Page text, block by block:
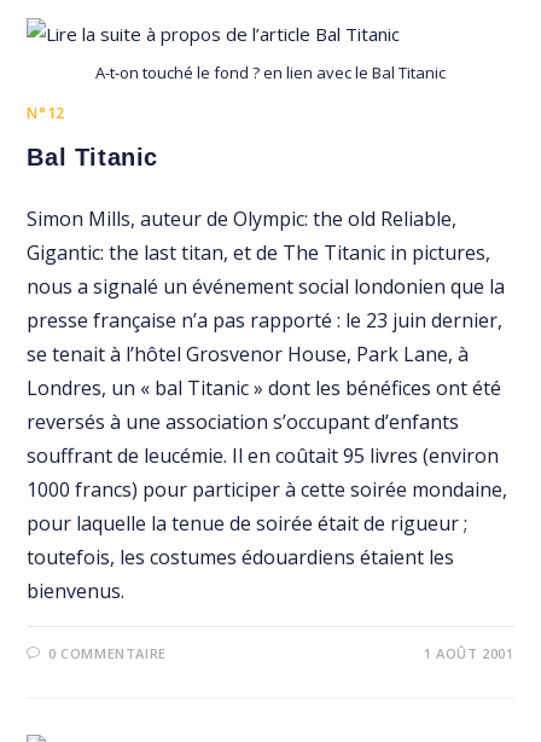
A-t-on touché le fond ? en lien avec le Bal Titanic
N°12
Bal Titanic
Simon Mills, auteur de Olympic: the old Reliable,
Gigantic: the last titan, et de The Titanic in pictures,
nous a signalé un événement social londonien que la
presse française n’a pas rapporté : le 23 juin dernier,
se tenait à l’hôtel Grosvenor House, Park Lane, à
Londres, un « bal Titanic » dont les bénéfices ont été
reversés à une association s’occupant d’enfants
souffrant de leucémie. Il en coûtait 95 livres (environ
1000 francs) pour participer à cette soirée mondaine,
pour laquelle la tenue de soirée était de rigueur ;
toutefois, les costumes édouardiens étaient les
bienvenus.
0 COMMENTAIRE 1 AOÛT 2001